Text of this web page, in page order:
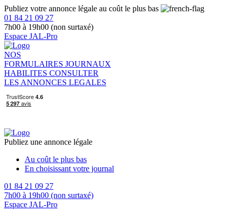
Publiez votre annonce légale au coût le plus bas
01 84 21 09 27
7h00 à 19h00 (non surtaxé)
Espace JAL-Pro
NOS
FORMULAIRES JOURNAUX
HABILITES CONSULTER
LES ANNONCES LEGALES
Publiez une annonce légale
Au coût le plus bas
En choisissant votre journal
01 84 21 09 27
7h00 à 19h00 (non surtaxé)
Espace JAL-Pro